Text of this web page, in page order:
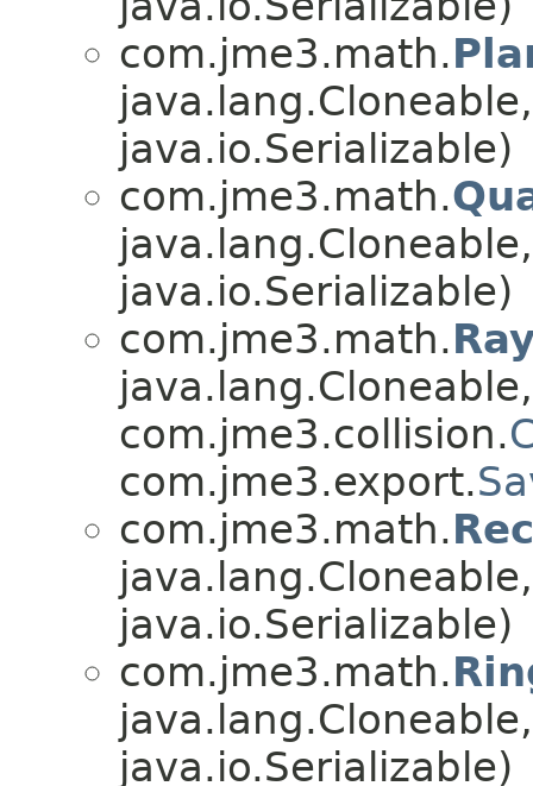
com.jme3.math.
java.io.Serializable)
com.jme3.math.
java.io.Serializable)
com.jme3.math.
java.lang.Cloneable,
com.jme3.collision.
com.jme3.export.
com.jme3.math.
java.io.Serializable)
com.jme3.math.
java.io.Serializable)